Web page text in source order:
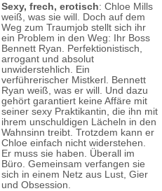
Sexy, frech, erotisch: Chloe Mills
weiß, was sie will. Doch auf dem
Weg zum Traumjob stellt sich ihr
ein Problem in den Weg: Ihr Boss
Bennett Ryan. Perfektionistisch,
arrogant und absolut
unwiderstehlich. Ein
verführerischer Mistkerl. Bennett
Ryan weiß, was er will. Und dazu
gehört garantiert keine Affäre mit
seiner sexy Praktikantin, die ihn mit
ihrem unschuldigen Lächeln in den
Wahnsinn treibt. Trotzdem kann er
Chloe einfach nicht widerstehen.
Er muss sie haben. Überall im
Büro. Gemeinsam verfangen sie
sich in einem Netz aus Lust, Gier
und Obsession.